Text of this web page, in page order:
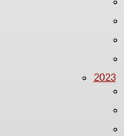
2023